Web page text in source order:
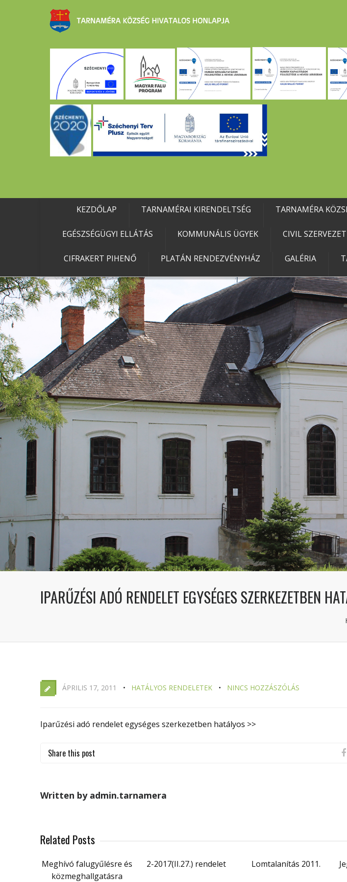
KEZDŐLAP TARNAMÉRAI KIRENDELTSÉG TARNAMÉRA
EGÉSZSÉGÜGYI ELLÁTÁS KOMMUNÁLIS ÜGYEK CIVIL
CIFRAKERT PIHENŐ PLATÁN RENDEZVÉNYHÁZ GALÉRIA
IPARŰZÉSI ADÓ RENDELET EGYSÉGES SZERKEZETBEN
ÁPRILIS 17, 2011 HATÁLYOS RENDELETEK NINCS HOZZÁSZÓLÁS
Iparűzési adó rendelet egységes szerkezetben hatályos >>
Share this post
Written by admin.tarnamera
Related Posts
Meghívó falugyűlésre és
közmeghallgatásra
2-2017(II.27.) rendelet Lomtalanítás 2011.